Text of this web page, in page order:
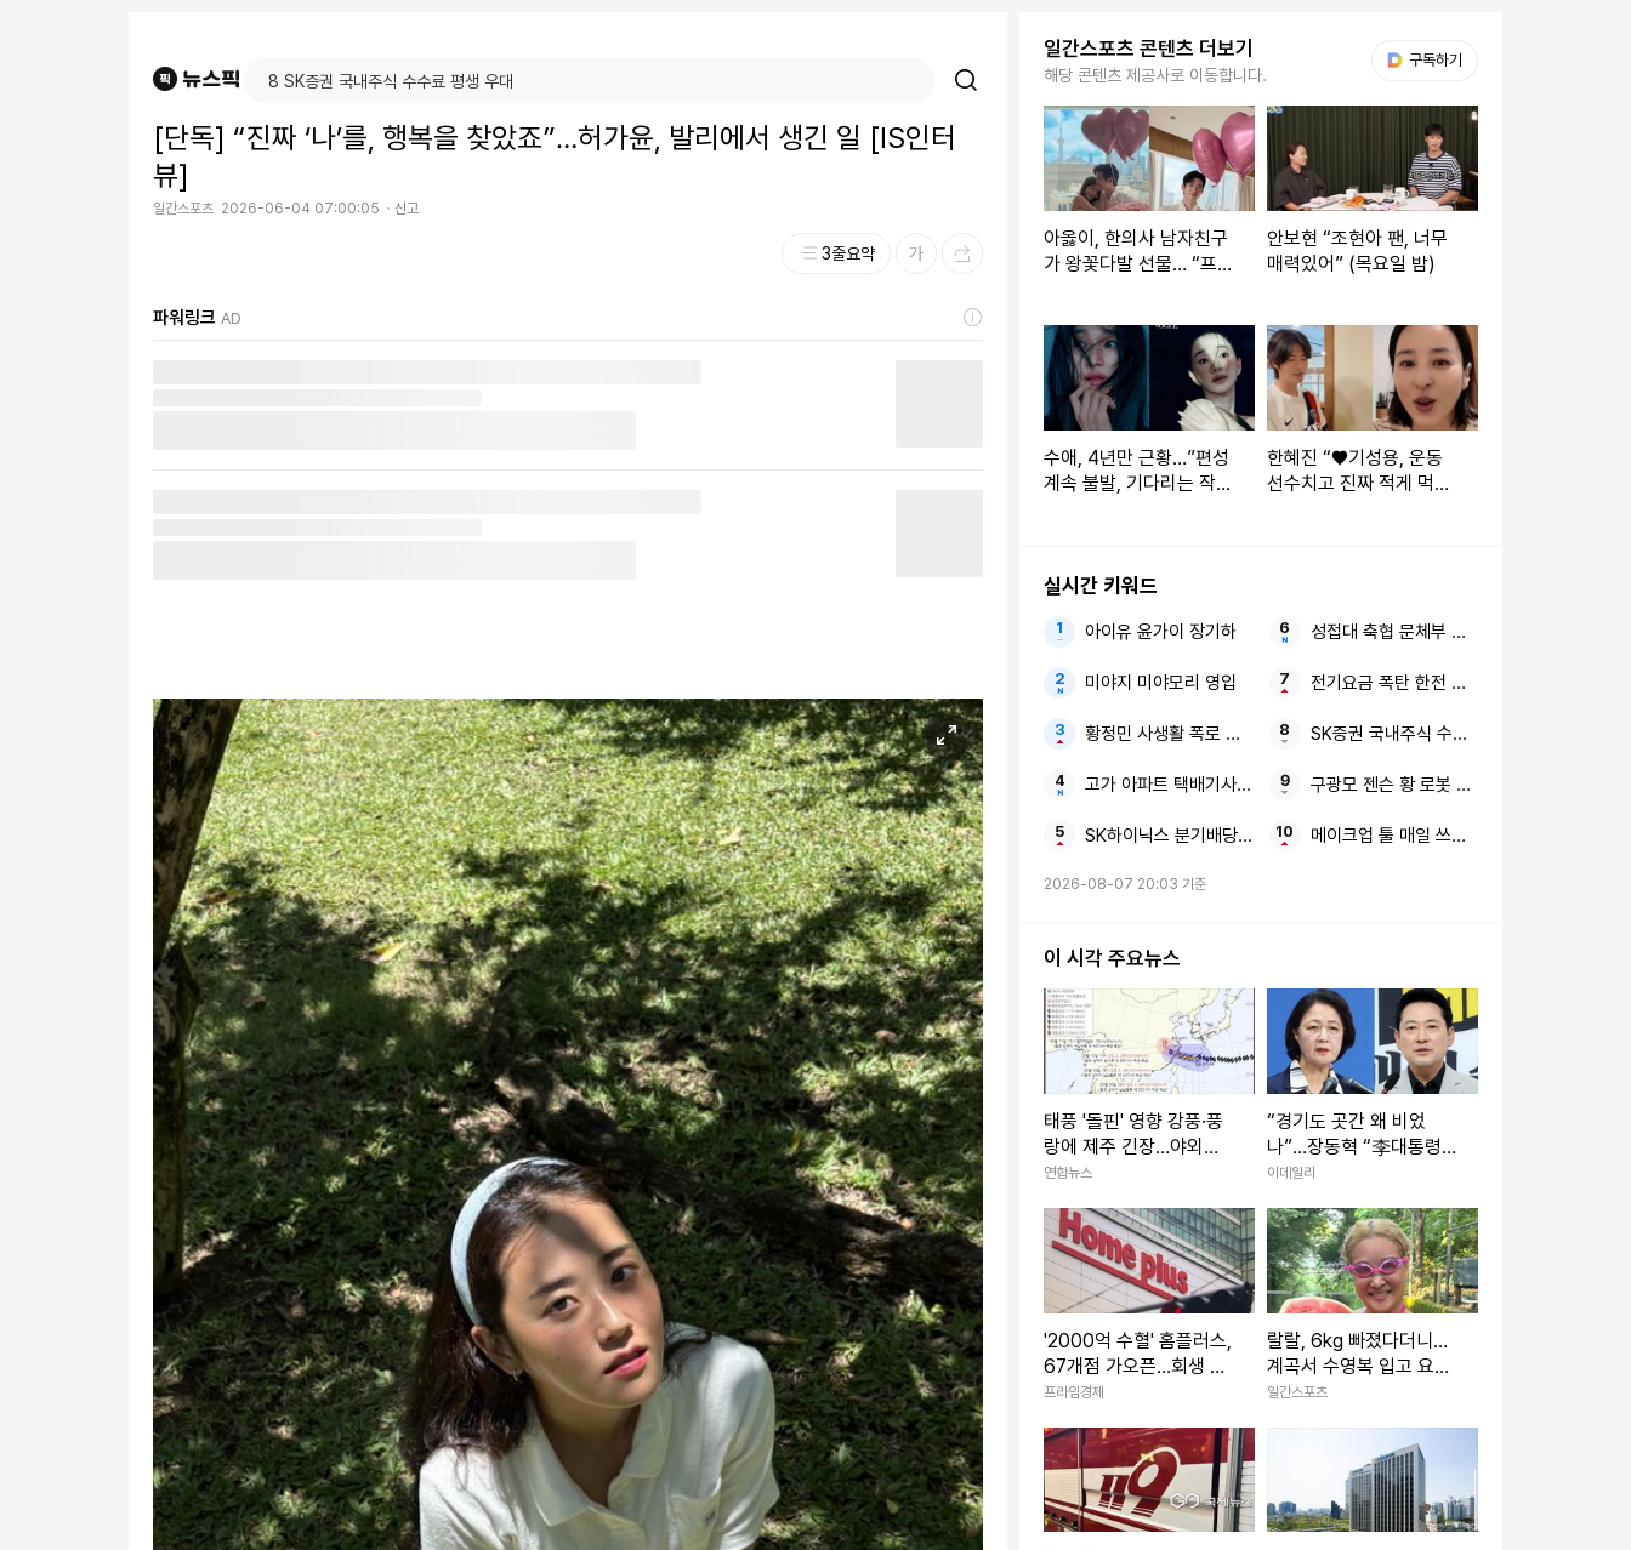
[단독] “진짜 ‘나’를, 행복을 찾았죠”…허가윤, 발리에서 생긴 일 [IS인터
뷰]
일간스포츠 2026-06-04 07:00:05 신고
3줄요약
파워링크 AD
일간스포츠 콘텐츠 더보기
해당 콘텐츠 제공사로 이동합니다.
구독하기
아옳이, 한의사 남자친구
가 왕꽃다발 선물… “프로
안보현 “조현아 팬, 너무
매력있어” (목요일 밤)
수애, 4년만 근황…”편성
계속 불발, 기다리는 작품
한혜진 “♥기성용, 운동
선수치고 진짜 적게 먹
실시간 키워드
아이유 윤가이 장기하
미야지 미야모리 영입
황정민 사생활 폭로 임신 축하 전화
고가 아파트 택배기사 폭행당한
SK하이닉스 분기배당 주주환원
성접대 축협 문체부 보고서
전기요금 폭탄 한전 에어컨 절전법
SK증권 국내주식 수수료 평생 우대
구광모 젠슨 황 로봇 생태계
메이크업 툴 매일 쓰는 제대로 관리
2026-08-07 20:03 기준
이 시각 주요뉴스
태풍 '돌핀' 영향 강풍·풍
랑에 제주 긴장…야외행
사 조정(종합)
연합뉴스
“경기도 곳간 왜 비었
나”…장동혁 “李대통령
이 주범” 추미애 “낡은 세
이데일리
'2000억 수혈' 홈플러스,
67개점 가오픈…회생 시
험대
프라임경제
랄랄, 6kg 빠졌다더니…
계곡서 수영복 입고 요염
포즈 [IS하이컷]
일간스포츠